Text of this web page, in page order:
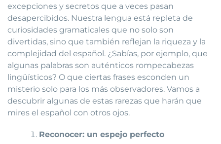
excepciones y secretos que a veces pasan
desapercibidos. Nuestra lengua está repleta de
curiosidades gramaticales que no solo son
divertidas, sino que también reflejan la riqueza y la
complejidad del español. ¿Sabías, por ejemplo, que
algunas palabras son auténticos rompecabezas
lingüísticos? O que ciertas frases esconden un
misterio solo para los más observadores. Vamos a
descubrir algunas de estas rarezas que harán que
mires el español con otros ojos.
Reconocer: un espejo perfecto